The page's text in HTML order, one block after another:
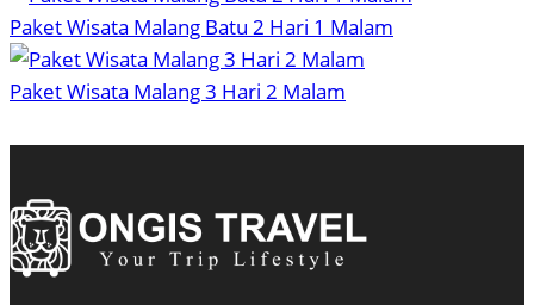
Paket Wisata Malang Batu 2 Hari 1 Malam
Paket Wisata Malang 3 Hari 2 Malam